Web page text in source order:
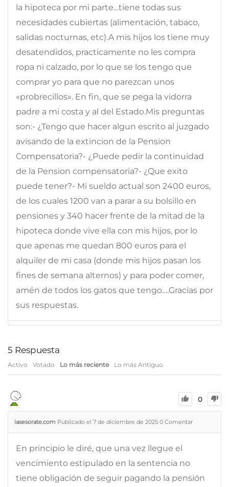
la hipoteca por mi parte…tiene todas sus
necesidades cubiertas (alimentación, tabaco,
salidas nocturnas, etc).A mis hijos los tiene muy
desatendidos, practicamente no les compra
ropa ni calzado, por lo que se los tengo que
comprar yo para que no parezcan unos
«probrecillos». En fin, que se pega la vidorra
padre a mi costa y al del Estado.Mis preguntas
son:- ¿Tengo que hacer algun escrito al juzgado
avisando de la extincion de la Pension
Compensatoria?- ¿Puede pedir la continuidad
de la Pension compensatoria?- ¿Que exito
puede tener?- Mi sueldo actual son 2400 euros,
de los cuales 1200 van a parar a su bolsillo en
pensiones y 340 hacer frente de la mitad de la
hipoteca donde vive ella con mis hijos, por lo
que apenas me quedan 800 euros para el
alquiler de mi casa (donde mis hijos pasan los
fines de semana alternos) y para poder comer,
amén de todos los gatos que tengo….Gracias por
sus respuestas.
5 Respuesta
Activo Votado Lo más reciente Lo más Antiguo
0
iasesorate.com Publicado el 7 de diciembre de 2025 0 Comentar
En principio le diré, que una vez llegue el
vencimiento estipulado en la sentencia no
tiene obligación de seguir pagando la pensión